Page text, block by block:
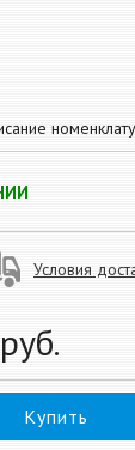
Условия
руб.
Купить